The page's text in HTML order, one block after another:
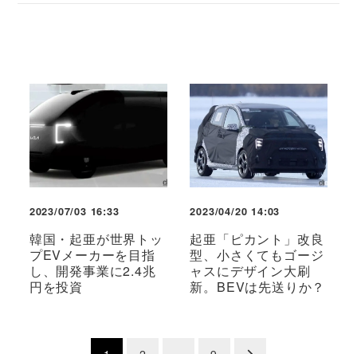
2023/07/03 16:33
韓国・起亜が世界トッ
プEVメーカーを目指
し、開発事業に2.4兆
円を投資
2023/04/20 14:03
起亜「ピカント」改良
型、小さくてもゴージ
ャスにデザイン大刷
新。BEVは先送りか？